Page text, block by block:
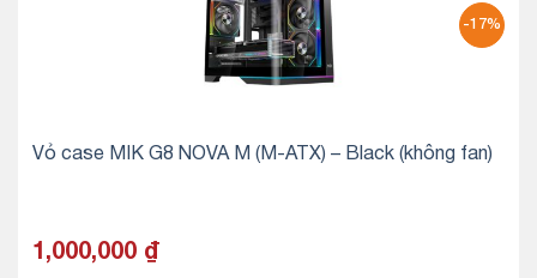
-17%
Vỏ case MIK G8 NOVA M (M-ATX) – Black (không fan)
1,000,000 ₫